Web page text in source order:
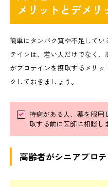
メリットとデメリ
簡単にタンパク質や不足して
テインは、若い人だけでなく
がプロテインを摂取するメリ
クしておきましょう。
持病がある人、薬を服用
取する前に医師に相談し
高齢者がシニアプロ